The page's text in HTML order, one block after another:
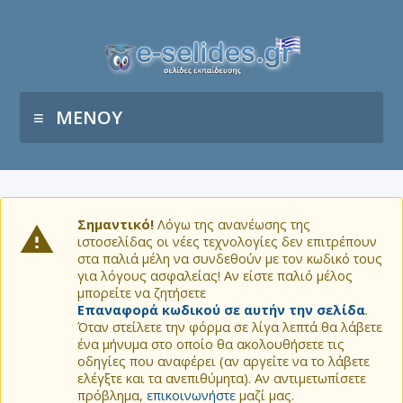
ΜΕΝΟΥ
Σημαντικό! Λόγω της ανανέωσης της
ιστοσελίδας οι νέες τεχνολογίες δεν επιτρέπουν
στα παλιά μέλη να συνδεθούν με τον κωδικό τους
για λόγους ασφαλείας! Αν είστε παλιό μέλος
μπορείτε να ζητήσετε
Επαναφορά κωδικού σε αυτήν την σελίδα.
Όταν στείλετε την φόρμα σε λίγα λεπτά θα λάβετε
ένα μήνυμα στο οποίο θα ακολουθήσετε τις
οδηγίες που αναφέρει (αν αργείτε να το λάβετε
ελέγξτε και τα ανεπιθύμητα). Αν αντιμετωπίσετε
πρόβλημα, επικοινωνήστε μαζί μας.